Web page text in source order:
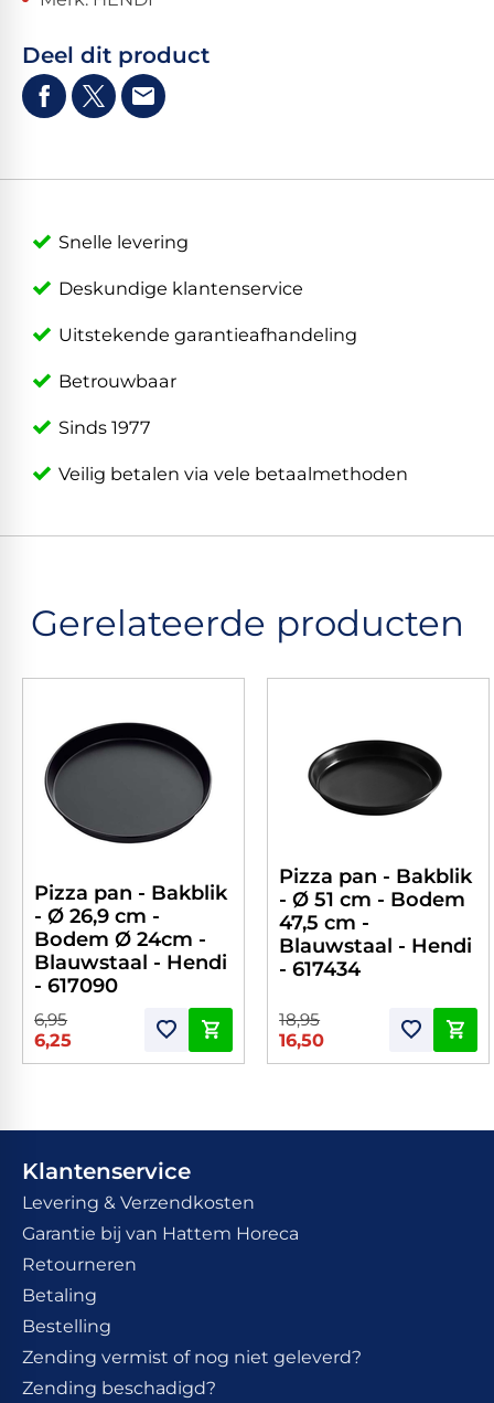
Deel dit product
Snelle levering
Deskundige klantenservice
Uitstekende garantieafhandeling
Betrouwbaar
Sinds 1977
Veilig betalen via vele betaalmethoden
Gerelateerde producten
Pizza pan - Bakblik
- Ø 26,9 cm -
Bodem Ø 24cm -
Blauwstaal - Hendi
- 617090
6,95
6,25
Pizza pan - Bakblik
- Ø 51 cm - Bodem
47,5 cm -
Blauwstaal - Hendi
- 617434
18,95
16,50
Klantenservice
Levering & Verzendkosten
Garantie bij van Hattem Horeca
Retourneren
Betaling
Bestelling
Zending vermist of nog niet geleverd?
Zending beschadigd?